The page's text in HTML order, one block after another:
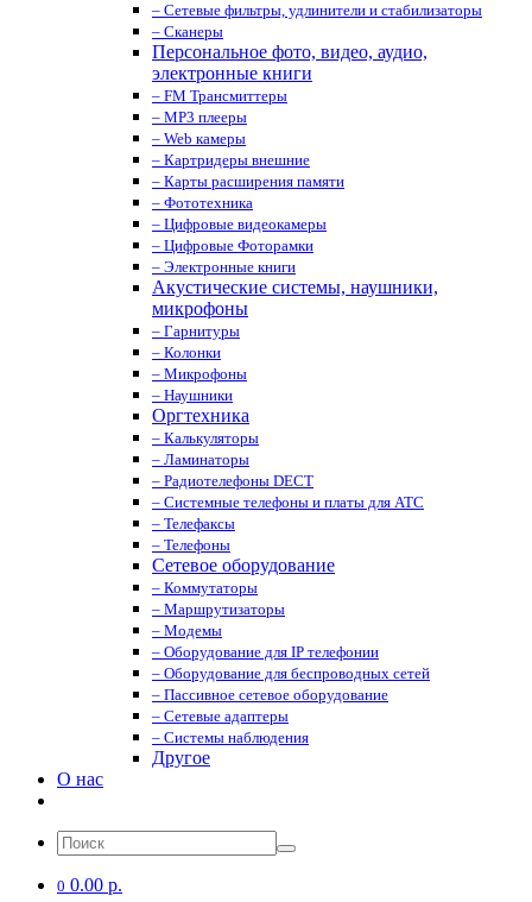
– Сетевые фильтры, удлинители и стабилизаторы
– Сканеры
Персональное фото, видео, аудио,
электронные книги
– FM Трансмиттеры
– MP3 плееры
– Web камеры
– Картридеры внешние
– Карты расширения памяти
– Фототехника
– Цифровые видеокамеры
– Цифровые Фоторамки
– Электронные книги
Акустические системы, наушники,
микрофоны
– Гарнитуры
– Колонки
– Микрофоны
– Наушники
Оргтехника
– Калькуляторы
– Ламинаторы
– Радиотелефоны DECT
– Системные телефоны и платы для АТС
– Телефаксы
– Телефоны
Сетевое оборудование
– Коммутаторы
– Маршрутизаторы
– Модемы
– Оборудование для IP телефонии
– Оборудование для беспроводных сетей
– Пассивное сетевое оборудование
– Сетевые адаптеры
– Системы наблюдения
Другое
О нас
0 0.00 р.